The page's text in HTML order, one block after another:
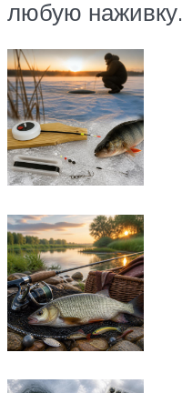
любую наживку.